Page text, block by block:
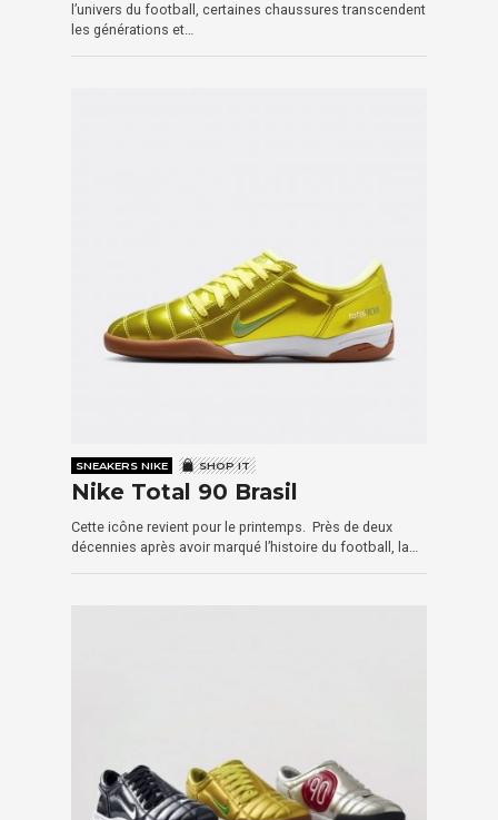
l’univers du football, certaines chaussures transcendent
les générations et…
SNEAKERS NIKE SHOP IT
Nike Total 90 Brasil
Cette icône revient pour le printemps. Près de deux
décennies après avoir marqué l’histoire du football, la…